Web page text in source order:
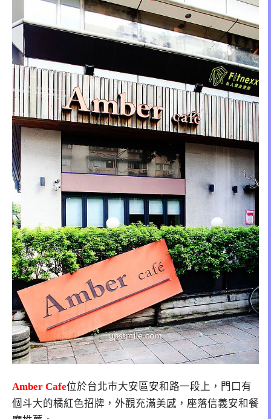
Amber Cafe位於台北市大安區安和路一段上，門口有
個斗大的橘紅色招牌，外觀充滿美感，座落信義安和餐